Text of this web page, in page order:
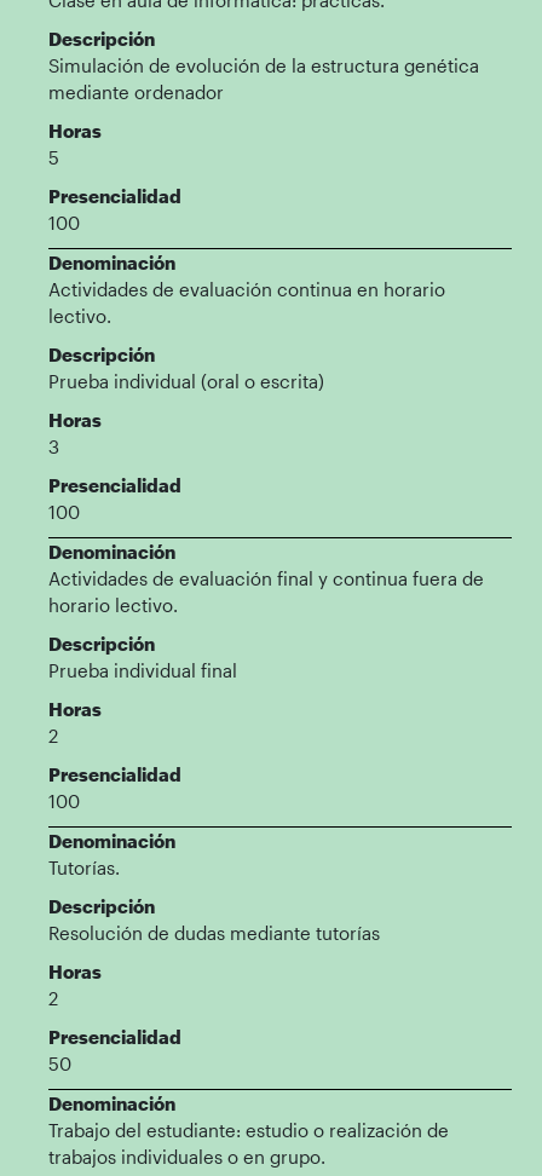
Descripción
Simulación de evolución de la estructura genética
mediante ordenador
Horas
5
Presencialidad
100
Denominación
Actividades de evaluación continua en horario
lectivo.
Descripción
Prueba individual (oral o escrita)
Horas
3
Presencialidad
100
Denominación
Actividades de evaluación final y continua fuera de
horario lectivo.
Descripción
Prueba individual final
Horas
2
Presencialidad
100
Denominación
Tutorías.
Descripción
Resolución de dudas mediante tutorías
Horas
2
Presencialidad
50
Denominación
Trabajo del estudiante: estudio o realización de
trabajos individuales o en grupo.